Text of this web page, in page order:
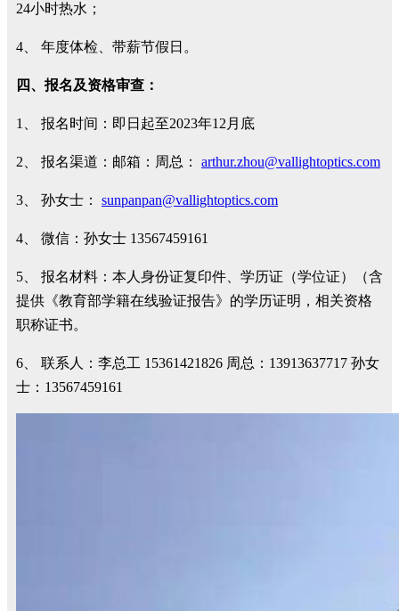
24小时热水；
4、 年度体检、带薪节假日。
四、报名及资格审查：
1、 报名时间：即日起至2023年12 月底
2、 报名渠道：邮箱：周总： arthur.zhou@vallightoptics.com
3、 孙女士： sunpanpan@vallightoptics.com
4、 微信：孙女士 13567459161
5、 报名材料 ：本人身份证复印件、学历证 （学位证）
（含
提供《教育部学籍在线验证报告》的学历证明，相关资格
职称证书。
6、 联系人：李总工 15361421826 周总： 13913637717 孙女
士： 13567459161